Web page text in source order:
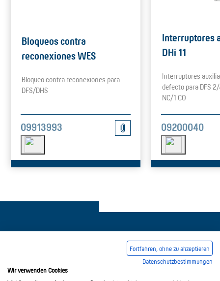
Bloqueos contra
reconexiones WES
Bloqueo contra reconexiones para
DFS/DHS
09913993
Interruptores
DHi 11
Interruptores
defecto para DFS
NC/1 CO
09200040
Condiciones comerciales generales
Fortfahren, ohne zu akzeptieren
Datenschutzbestimmungen
Wir verwenden Cookies